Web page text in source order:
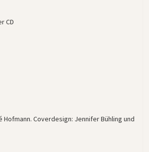
CD
Coverdesign: Jennifer Bühling und